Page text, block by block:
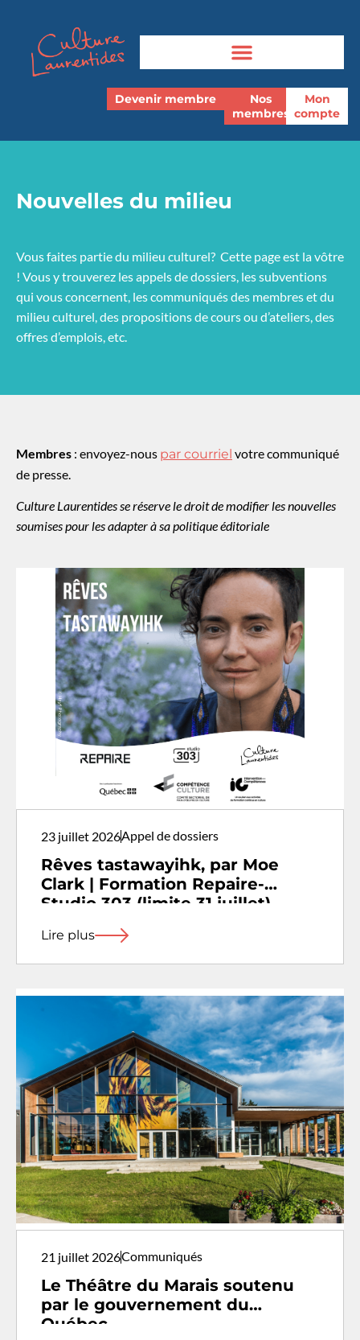
Devenir membre
Nos
membres
Mon
compte
Nouvelles du milieu
Vous faites partie du milieu culturel? Cette page est la vôtre
! Vous y trouverez les appels de dossiers, les subventions
qui vous concernent, les communiqués des membres et du
milieu culturel, des propositions de cours ou d’ateliers, des
offres d’emplois, etc.
Membres : envoyez-nous par courriel votre communiqué
de presse.
Culture Laurentides se réserve le droit de modifier les nouvelles
soumises pour les adapter à sa politique éditoriale
23 juillet 2026Appel de dossiers
Rêves tastawayihk, par Moe
Clark | Formation Repaire-
Studio 303 (limite 31 juillet)
Lire plus
21 juillet 2026Communiqués
Le Théâtre du Marais soutenu
par le gouvernement du
Québec